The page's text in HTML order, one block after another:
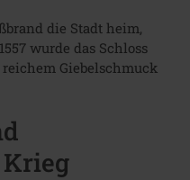
die Stadt heim,
wurde das Schloss
Giebelschmuck